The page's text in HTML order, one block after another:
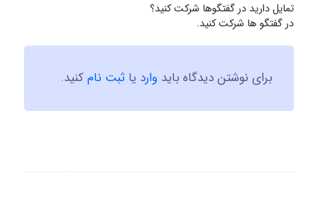
تمایل دارید در گفتگوها شرکت کنید؟
در گفتگو ها شرکت کنید.
برای نوشتن دیدگاه باید وارد یا ثبت نامکنید.